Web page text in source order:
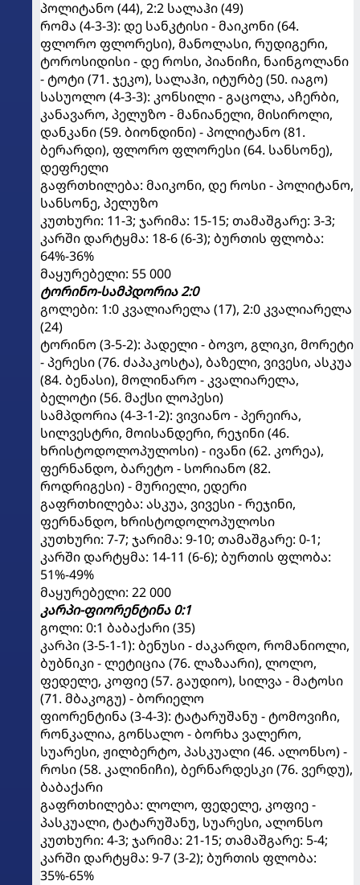
პოლიტანო (44), 2:2 სალაჰი (49)
რომა (4-3-3): დე სანკტისი - მაიკონი (64.
ფლორო ფლორესი), მანოლასი, რუდიგერი,
ტოროსიდისი - დე როსი, პიანიჩი, ნაინგოლანი
- ტოტი (71. ჯეკო), სალაჰი, იტურბე (50. იაგო)
სასუოლო (4-3-3): კონსილი - გაცოლა, აჩერბი,
კანავარო, პელუზო - მანიანელი, მისიროლი,
დანკანი (59. ბიონდინი) - პოლიტანო (81.
ბერარდი), ფლორო ფლორესი (64. სანსონე),
დეფრელი
გაფრთხილება: მაიკონი, დე როსი - პოლიტანო,
სანსონე, პელუზო
კუთხური: 11-3; ჯარიმა: 15-15; თამაშგარე: 3-3;
კარში დარტყმა: 18-6 (6-3); ბურთის ფლობა:
64%-36%
მაყურებელი: 55 000
ტორინო-სამპდორია 2:0
გოლები: 1:0 კვალიარელა (17), 2:0 კვალიარელა
(24)
ტორინო (3-5-2): პადელი - ბოვო, გლიკი, მორეტი
- პერესი (76. ძაპაკოსტა), ბაზელი, ვივესი, ასკუა
(84. ბენასი), მოლინარო - კვალიარელა,
ბელოტი (56. მაქსი ლოპესი)
სამპდორია (4-3-1-2): ვივიანო - პერეირა,
სილვესტრი, მოისანდერი, რეჯინი (46.
ხრისტოდოლოპულოსი) - ივანი (62. კორეა),
ფერნანდო, ბარეტო - სორიანო (82.
როდრიგესი) - მურიელი, ედერი
გაფრთხილება: ასკუა, ვივესი - რეჯინი,
ფერნანდო, ხრისტოდოლოპულოსი
კუთხური: 7-7; ჯარიმა: 9-10; თამაშგარე: 0-1;
კარში დარტყმა: 14-11 (6-6); ბურთის ფლობა:
51%-49%
მაყურებელი: 22 000
კარპი-ფიორენტინა 0:1
გოლი: 0:1 ბაბაქარი (35)
კარპი (3-5-1-1): ბენუსი - ძაკარდო, რომანიოლი,
ბუბნიკი - ლეტიცია (76. ლაზაარი), ლოლო,
ფედელე, კოფიე (57. გაუდიო), სილვა - მატოსი
(71. მბაკოგუ) - ბორიელო
ფიორენტინა (3-4-3): ტატარუშანუ - ტომოვიჩი,
რონკალია, გონსალო - ბორხა ვალერო,
სუარესი, ჟილბერტო, პასკუალი (46. ალონსო) -
როსი (58. კალინიჩი), ბერნარდესკი (76. ვერდუ),
ბაბაქარი
გაფრთხილება: ლოლო, ფედელე, კოფიე -
პასკუალი, ტატარუშანუ, სუარესი, ალონსო
კუთხური: 4-3; ჯარიმა: 21-15; თამაშგარე: 5-4;
კარში დარტყმა: 9-7 (3-2); ბურთის ფლობა:
35%-65%